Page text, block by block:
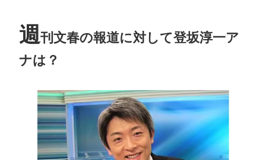
週刊文春の報道に対して登坂淳一ア
ナは？